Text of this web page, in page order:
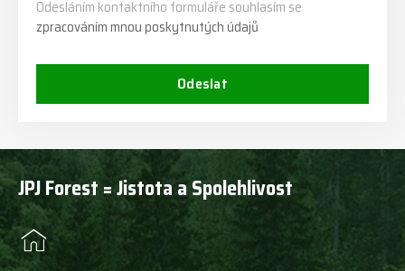
Odesláním kontaktního formuláře souhlasím se
zpracováním mnou poskytnutých údajů
Odeslat
JPJ Forest = Jistota a Spolehlivost